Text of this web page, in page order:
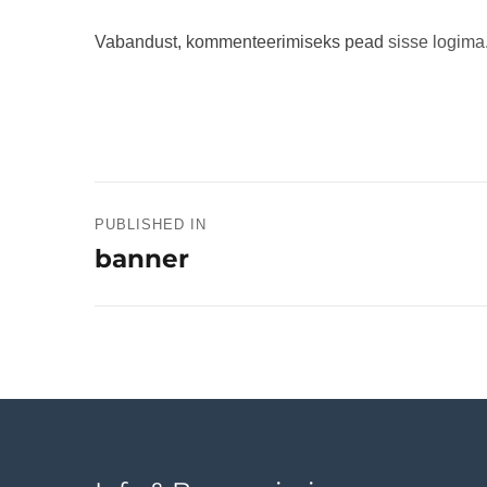
Vabandust, kommenteerimiseks pead sisse logima
PUBLISHED IN
banner